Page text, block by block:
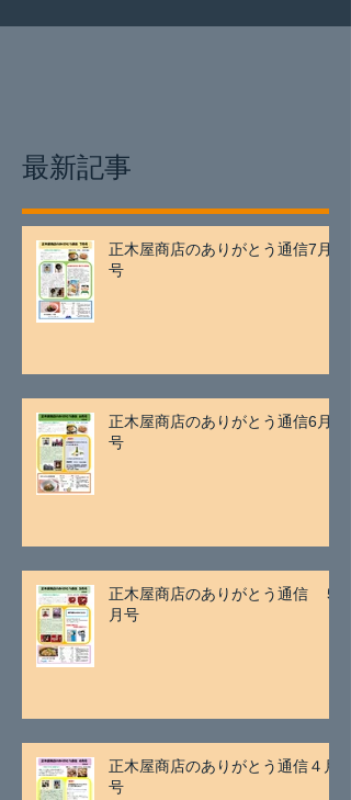
最新記事
正木屋商店のありがとう通信7月
号
正木屋商店のありがとう通信6月
号
正木屋商店のありがとう通信 ５
月号
正木屋商店のありがとう通信４月
号